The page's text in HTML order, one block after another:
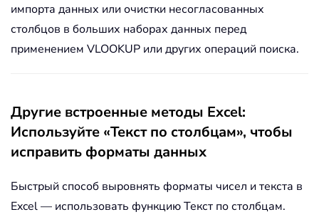
импорта данных или очистки несогласованных
столбцов в больших наборах данных перед
применением VLOOKUP или других операций поиска.
Другие встроенные методы Excel:
Используйте «Текст по столбцам», чтобы
исправить форматы данных
Быстрый способ выровнять форматы чисел и текста в
Excel — использовать функцию Текст по столбцам.